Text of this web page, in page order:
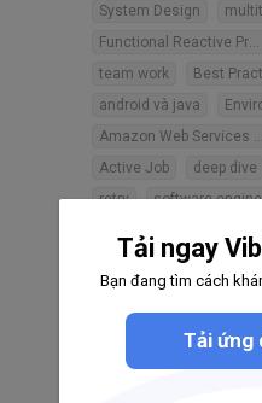
System Design
team work
Best
android và java
Active Job
deep dive
retry
software
javascript (nodejs)
Solution Architect
Computer Operations
Tải ngay
Bạn đang tìm cách
Tải ứng